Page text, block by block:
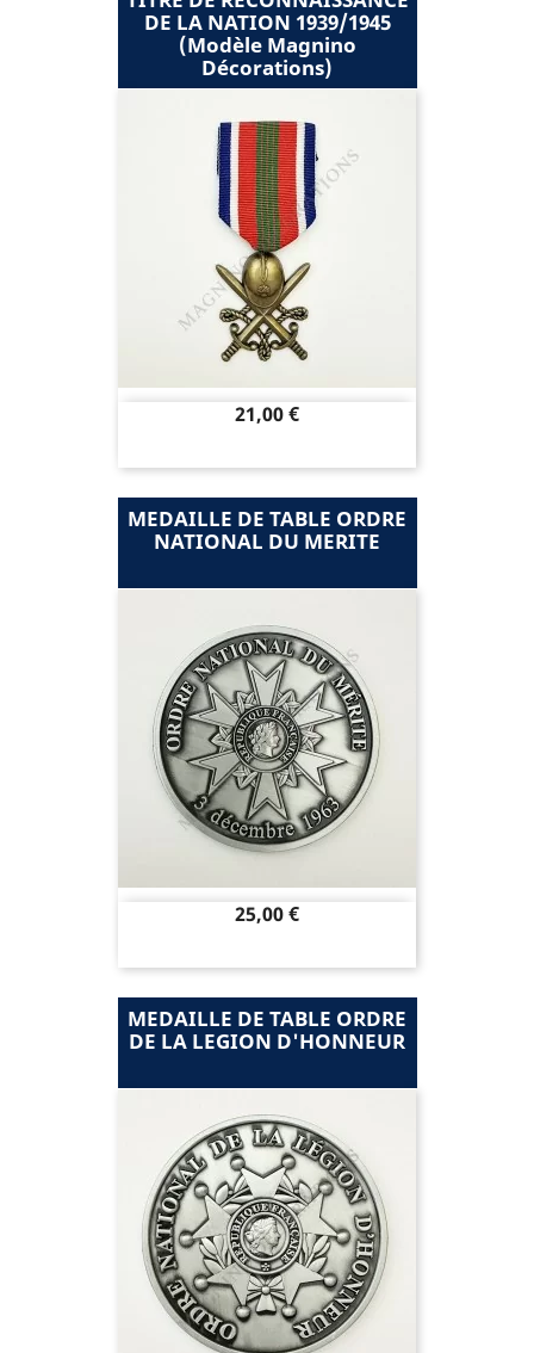
DE LA NATION 1939/1945
(modèle Magnino
Décorations)
Prix
21,00 €
MEDAILLE DE TABLE ORDRE
NATIONAL DU MERITE
Prix
25,00 €
MEDAILLE DE TABLE ORDRE
DE LA LEGION D'HONNEUR